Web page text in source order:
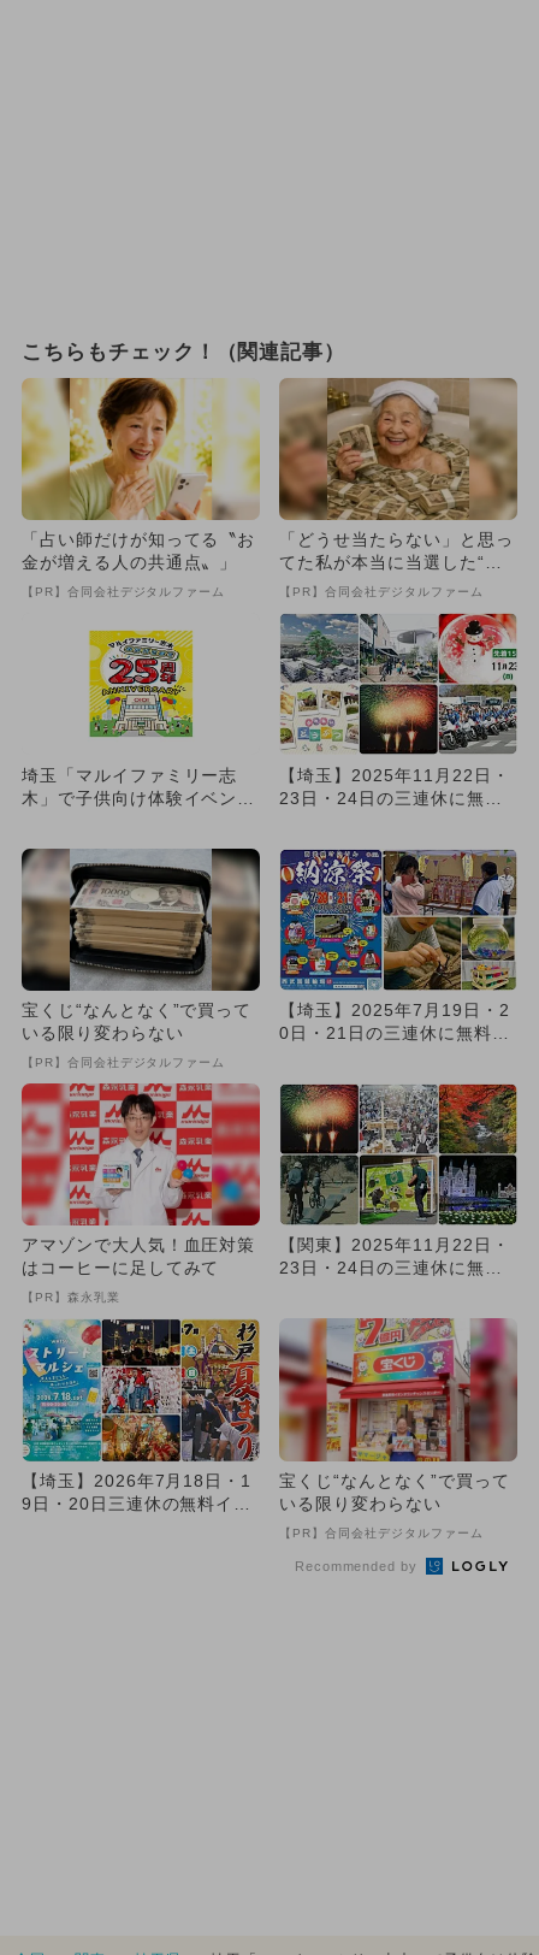
こちらもチェック！（関連記事）
「占い師だけが知ってる〝お
金が増える人の共通点〟」
【PR】合同会社デジタルファーム
「どうせ当たらない」と思っ
てた私が本当に当選した“買
い方”がこれ
【PR】合同会社デジタルファーム
埼玉「マルイファミリー志
木」で子供向け体験イベント
【埼玉】2025年11月22日・
23日・24日の三連休に無料
宝くじ“なんとなく”で買って
いる限り変わらない
【PR】合同会社デジタルファーム
【埼玉】2025年7月19日・2
0日・21日の三連休に無料で
アマゾンで大人気！血圧対策
はコーヒーに足してみて
【PR】森永乳業
【関東】2025年11月22日・
23日・24日の三連休に無料
【埼玉】2026年7月18日・1
9日・20日三連休の無料イベ
宝くじ“なんとなく”で買って
いる限り変わらない
【PR】合同会社デジタルファーム
Recommended by